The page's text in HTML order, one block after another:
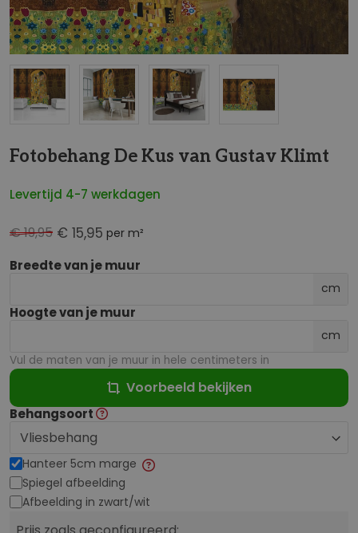
Fotobehang De Kus van Gustav Klimt
Levertijd 4-7 werkdagen
€ 15,95 per m²
€ 19,95
Breedte van je muur
cm
Hoogte van je muur
cm
Vul de maten van je muur in hele centimeters in
Voorbeeld bekijken
Behangsoort
Hanteer 5cm marge
Spiegel afbeelding
Afbeelding in zwart/wit